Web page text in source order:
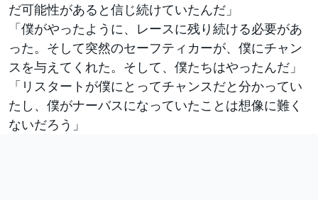
だ可能性があると信じ続けていたんだ」
「僕がやったように、レースに残り続ける必要があ
った。そして突然のセーフティカーが、僕にチャン
スを与えてくれた。そして、僕たちはやったんだ」
「リスタートが僕にとってチャンスだと分かってい
たし、僕がナーバスになっていたことは想像に難く
ないだろう」